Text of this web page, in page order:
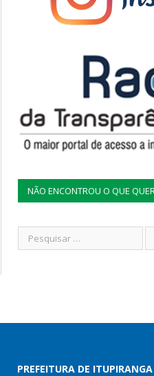
NÃO ENCONTROU O QUE
PREFEITURA DE ITUPIRANGA